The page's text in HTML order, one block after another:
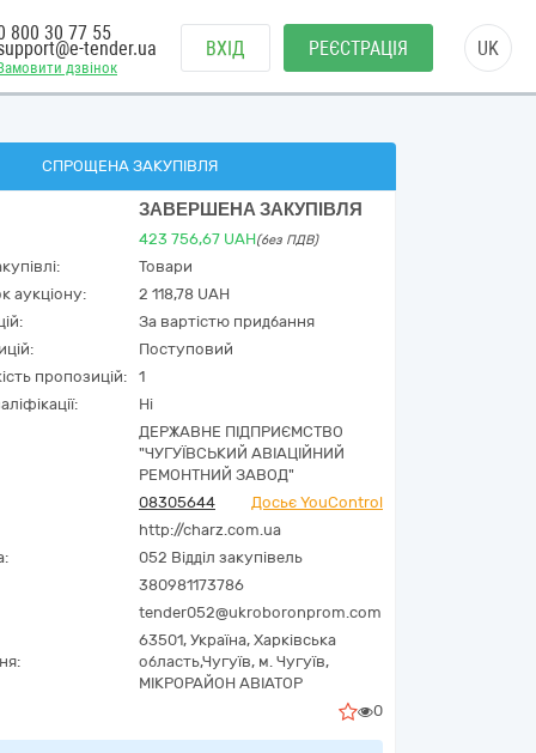
дзвінок
800 30 77 55
tender.ua ВХІД РЕЄСТРАЦІЯ UK
СПРОЩЕНА ЗАКУПІВЛЯ
ЗАВЕРШЕНА ЗАКУПІВЛЯ
423 756,67 UAH(без ПДВ)
Товари
аукціону:
2 118,78 UAH
За вартістю придбання
Поступовий
пропозицій:
1
Ні
ДЕРЖАВНЕ ПІДПРИЄМСТВО
"ЧУГУЇВСЬКИЙ АВІАЦІЙНИЙ
РЕМОНТНИЙ ЗАВОД"
08305644
Досьє YouControl
http://charz.com.ua
052 Відділ закупівель
380981173786
tender052@ukroboronprom.com
63501, Україна, Харківська
область,Чугуїв, м. Чугуїв,
МІКРОРАЙОН АВІАТОР
0